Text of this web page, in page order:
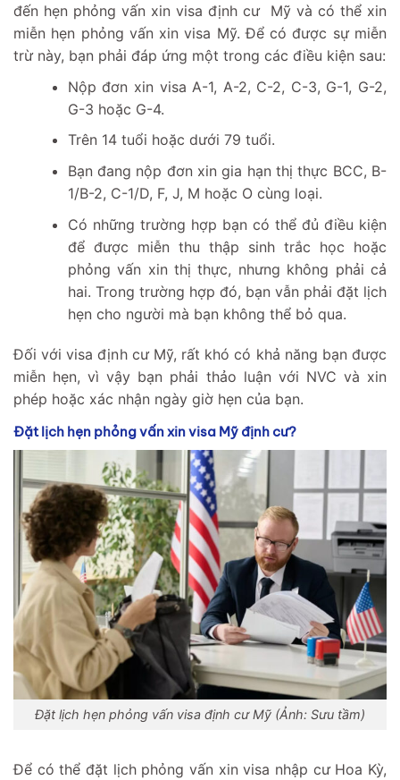
đến hẹn phỏng vấn xin visa định cư Mỹ và có thể xin
miễn hẹn phỏng vấn xin visa Mỹ. Để có được sự miễn
trừ này, bạn phải đáp ứng một trong các điều kiện sau:
Nộp đơn xin visa A-1, A-2, C-2, C-3, G-1, G-2,
G-3 hoặc G-4.
Trên 14 tuổi hoặc dưới 79 tuổi.
Bạn đang nộp đơn xin gia hạn thị thực BCC, B-
1/B-2, C-1/D, F, J, M hoặc O cùng loại.
Có những trường hợp bạn có thể đủ điều kiện
để được miễn thu thập sinh trắc học hoặc
phỏng vấn xin thị thực, nhưng không phải cả
hai. Trong trường hợp đó, bạn vẫn phải đặt lịch
hẹn cho người mà bạn không thể bỏ qua.
Đối với visa định cư Mỹ, rất khó có khả năng bạn được
miễn hẹn, vì vậy bạn phải thảo luận với NVC và xin
phép hoặc xác nhận ngày giờ hẹn của bạn.
Đặt lịch hẹn phỏng vấn xin visa Mỹ định cư?
Đặt lịch hẹn phỏng vấn visa định cư Mỹ (Ảnh: Sưu tầm)
Để có thể đặt lịch phỏng vấn xin visa nhập cư Hoa Kỳ,